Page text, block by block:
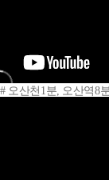
# 오산천1분, 오산역8